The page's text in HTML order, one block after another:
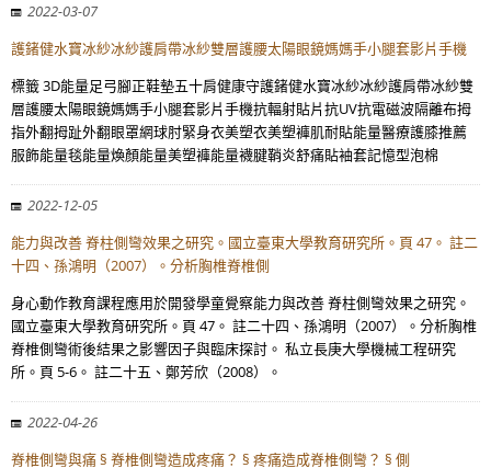
2022-03-07
護鍺健水寶冰紗冰紗護肩帶冰紗雙層護腰太陽眼鏡媽媽手小腿套影片手機
標籤 3D能量足弓腳正鞋墊五十肩健康守護鍺健水寶冰紗冰紗護肩帶冰紗雙
層護腰太陽眼鏡媽媽手小腿套影片手機抗輻射貼片抗UV抗電磁波隔離布拇
指外翻拇趾外翻眼罩網球肘緊身衣美塑衣美塑褲肌耐貼能量醫療護膝推薦
服飾能量毯能量煥顏能量美塑褲能量襪腱鞘炎舒痛貼袖套記憶型泡棉
2022-12-05
能力與改善 脊柱側彎效果之研究。國立臺東大學教育研究所。頁 47。 註二
十四、孫鴻明（2007）。分析胸椎脊椎側
身心動作教育課程應用於開發學童覺察能力與改善 脊柱側彎效果之研究。
國立臺東大學教育研究所。頁 47。 註二十四、孫鴻明（2007）。分析胸椎
脊椎側彎術後結果之影響因子與臨床探討。 私立長庚大學機械工程研究
所。頁 5-6。 註二十五、鄭芳欣（2008）。
2022-04-26
脊椎側彎與痛 § 脊椎側彎造成疼痛？ § 疼痛造成脊椎側彎？ § 側